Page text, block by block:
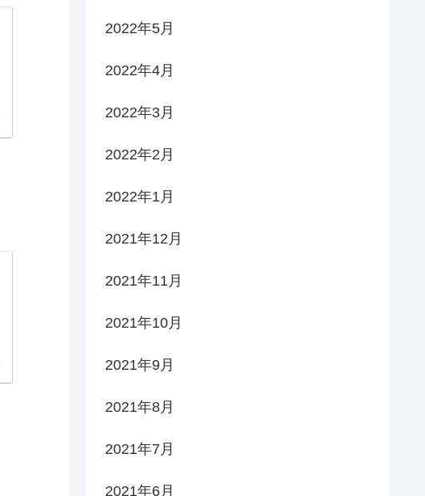
2022年5月
2022年4月
2022年3月
2022年2月
2022年1月
2021年12月
2021年11月
2021年10月
2021年9月
2021年8月
2021年7月
2021年6月